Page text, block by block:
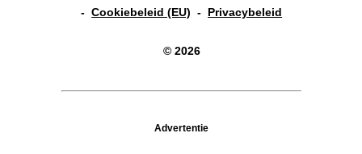
-Cookiebeleid (EU) - Privacybeleid
© 2026
Advertentie